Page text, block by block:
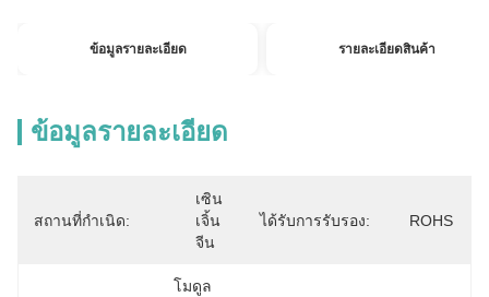
ข้อมูลรายละเอียด รายละเอียดสินค้า
ข้อมูลรายละเอียด
สถานที่กำเนิด:
เซิน
เจิ้น
จีน
ได้รับการรับรอง: ROHS
โมดูล